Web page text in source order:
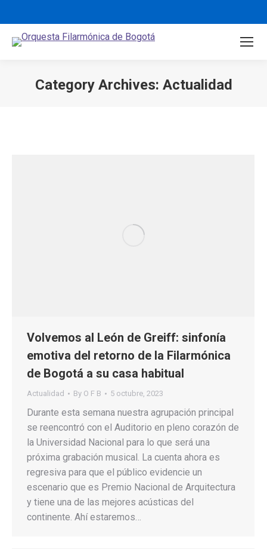
Category Archives: Actualidad
Volvemos al León de Greiff: sinfonía
emotiva del retorno de la Filarmónica
de Bogotá a su casa habitual
Actualidad By O F B 5 octubre, 2023
Durante esta semana nuestra agrupación principal
se reencontró con el Auditorio en pleno corazón de
la Universidad Nacional para lo que será una
próxima grabación musical. La cuenta ahora es
regresiva para que el público evidencie un
escenario que es Premio Nacional de Arquitectura
y tiene una de las mejores acústicas del
continente. Ahí estaremos…